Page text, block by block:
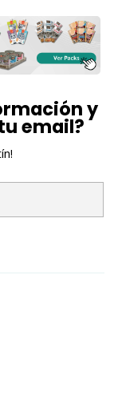
y
email?